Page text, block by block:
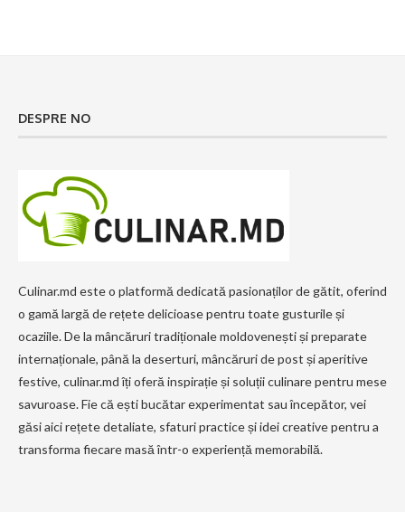
DESPRE NO
Culinar.md este o platformă dedicată pasionaților de gătit, oferind
o gamă largă de rețete delicioase pentru toate gusturile și
ocaziile. De la mâncăruri tradiționale moldovenești și preparate
internaționale, până la deserturi, mâncăruri de post și aperitive
festive, culinar.md îți oferă inspirație și soluții culinare pentru mese
savuroase. Fie că ești bucătar experimentat sau începător, vei
găsi aici rețete detaliate, sfaturi practice și idei creative pentru a
transforma fiecare masă într-o experiență memorabilă.